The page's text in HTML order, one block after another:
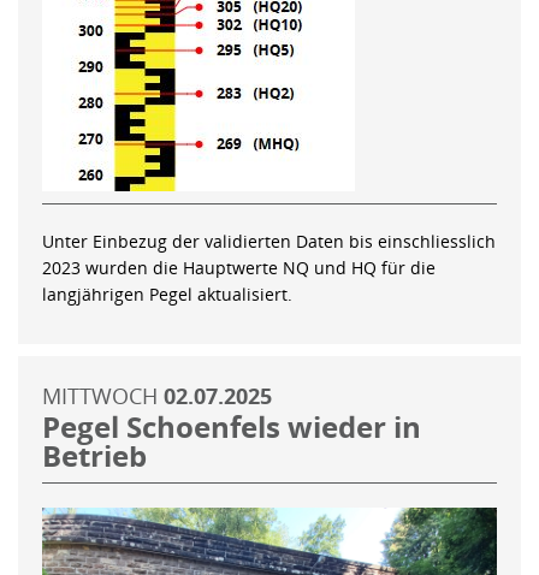
Unter Einbezug der validierten Daten bis einschliesslich
2023 wurden die Hauptwerte NQ und HQ für die
langjährigen Pegel aktualisiert.
MITTWOCH 02.07.2025
Pegel Schoenfels wieder in
Betrieb